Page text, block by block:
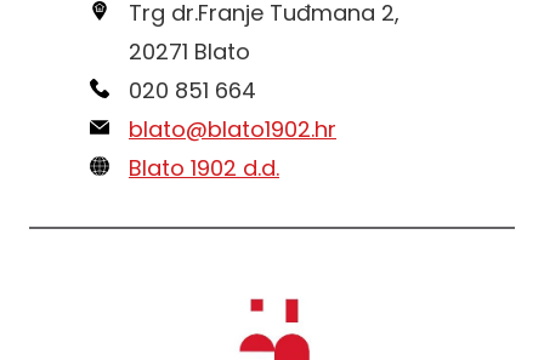
Trg dr.Franje Tuđmana 2,
20271 Blato
020 851 664
blato@blato1902.hr
Blato 1902 d.d.